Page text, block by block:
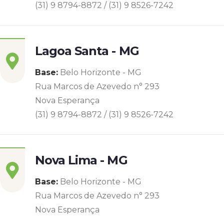
(31) 9 8794-8872 / (31) 9 8526-7242
Lagoa Santa - MG
Base: Belo Horizonte - MG
Rua Marcos de Azevedo n° 293
Nova Esperança
(31) 9 8794-8872 / (31) 9 8526-7242
Nova Lima - MG
Base: Belo Horizonte - MG
Rua Marcos de Azevedo n° 293
Nova Esperança